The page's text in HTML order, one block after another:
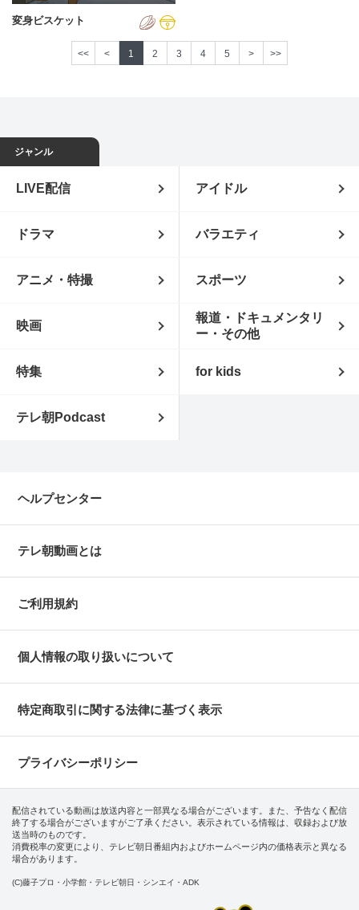
変身ビスケット
<< < 1 2 3 4 5 > >>
ジャンル
LIVE配信 アイドル
ドラマ バラエティ
アニメ・特撮 スポーツ
映画
報道・ドキュメンタリ
ー・その他
特集 for kids
テレ朝Podcast
ヘルプセンター
テレ朝動画とは
ご利用規約
個人情報の取り扱いについて
特定商取引に関する法律に基づく表示
プライバシーポリシー
配信されている動画は放送内容と一部異なる場合がございます。また、予告なく配信
終了する場合がございますがご了承ください。表示されている情報は、収録および放
送当時のものです。
消費税率の変更により、テレビ朝日番組内およびホームページ内の価格表示と異なる
場合があります。
(C)藤子プロ・小学館・テレビ朝日・シンエイ・ADK